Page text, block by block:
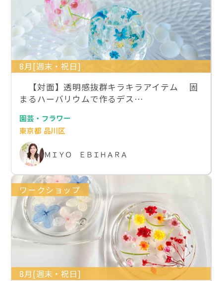
8月[週末・祝日]
【対面】透明感抜群キラキラアイテム 固
まるハーバリウムで作るデス…
園芸・フラワー
東京都 品川区
ＭＩＹＯ ＥＢＩＨＡＲＡ
ワークショップ
8月[週末・祝日]